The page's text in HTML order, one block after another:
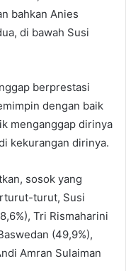
bahkan Anies
di bawah Susi
berprestasi
dengan baik
menganggap dirinya
kekurangan dirinya.
sosok yang
turut, Susi
Tri Rismaharini
(49,9%),
Amran Sulaiman